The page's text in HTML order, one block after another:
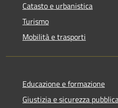
Catasto e urbanistica
Turismo
Mobilità e trasporti
Educazione e formazione
Giustizia e sicurezza